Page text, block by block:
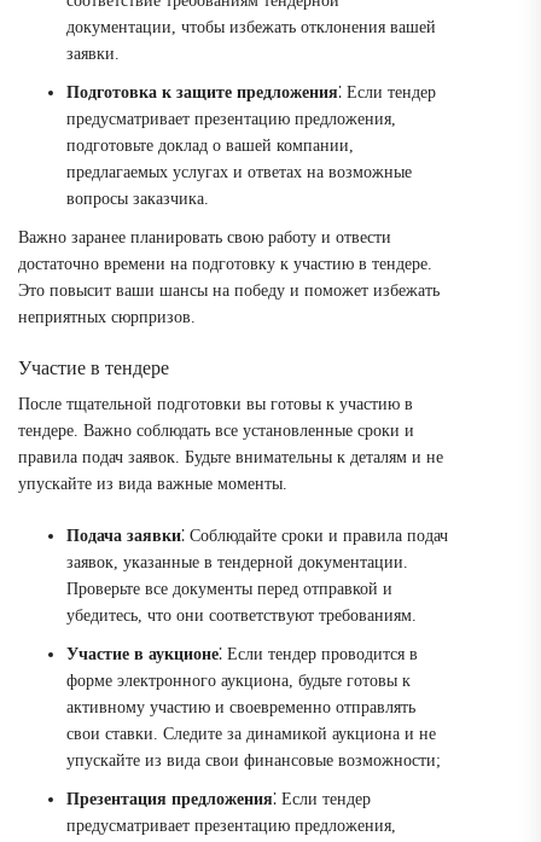
документации, чтобы избежать отклонения вашей
заявки.
Подготовка к защите предложения⁚ Если тендер
предусматривает презентацию предложения,
подготовьте доклад о вашей компании,
предлагаемых услугах и ответах на возможные
вопросы заказчика.
Важно заранее планировать свою работу и отвести
достаточно времени на подготовку к участию в тендере.
Это повысит ваши шансы на победу и поможет избежать
неприятных сюрпризов.
Участие в тендере
После тщательной подготовки вы готовы к участию в
тендере. Важно соблюдать все установленные сроки и
правила подач заявок. Будьте внимательны к деталям и не
упускайте из вида важные моменты.
Подача заявки⁚ Соблюдайте сроки и правила подач
заявок, указанные в тендерной документации.
Проверьте все документы перед отправкой и
убедитесь, что они соответствуют требованиям.
Участие в аукционе⁚ Если тендер проводится в
форме электронного аукциона, будьте готовы к
активному участию и своевременно отправлять
свои ставки. Следите за динамикой аукциона и не
упускайте из вида свои финансовые возможности;
Презентация предложения⁚ Если тендер
предусматривает презентацию предложения,